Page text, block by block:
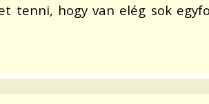
tenni, hogy van elég sok